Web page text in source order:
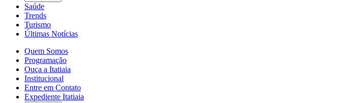
Saúde
Trends
Turismo
Últimas Notícias
Quem Somos
Programação
Ouça a Itatiaia
Institucional
Entre em Contato
Expediente Itatiaia